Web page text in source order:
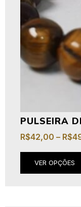
PULSEIRA
R$42,00 – R$
VER OPÇÕES